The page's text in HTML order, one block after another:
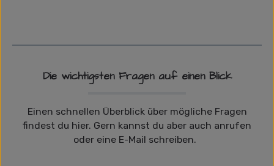
Die wichtigsten Fragen auf einen Blick
Einen schnellen Überblick über mögliche Fragen
findest du hier. Gern kannst du aber auch anrufen
oder eine E-Mail schreiben.